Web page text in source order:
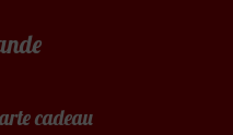
cadeau